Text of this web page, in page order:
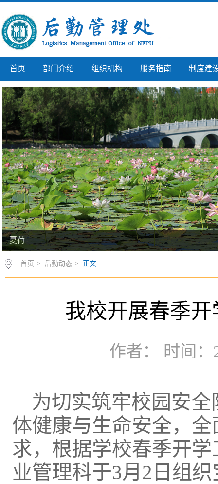
首页 部门介绍 组织机构 服务指南 制度建
夏荷
首页 > 后勤动态 > 正文
我校开展春季
作者： 时间：
为切实筑牢校园安
体健康与生命安全，
求，根据学校春季开
业管理科于3月2日组织